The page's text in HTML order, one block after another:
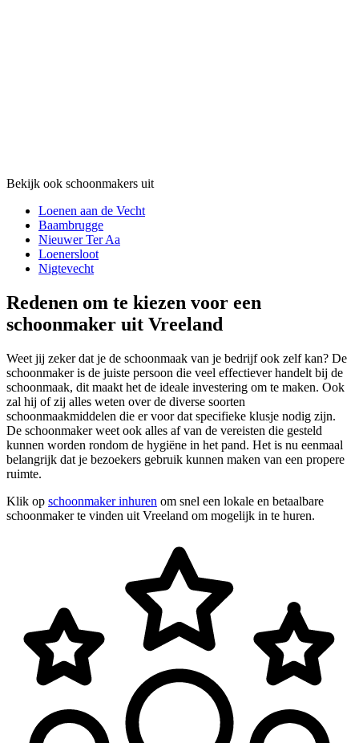
Bekijk ook schoonmakers uit
Loenen aan de Vecht
Baambrugge
Nieuwer Ter Aa
Loenersloot
Nigtevecht
Redenen om te kiezen voor een
schoonmaker uit Vreeland
Weet jij zeker dat je de schoonmaak van je bedrijf ook zelf kan? De
schoonmaker is de juiste persoon die veel effectiever handelt bij de
schoonmaak, dit maakt het de ideale investering om te maken. Ook
zal hij of zij alles weten over de diverse soorten
schoonmaakmiddelen die er voor dat specifieke klusje nodig zijn.
De schoonmaker weet ook alles af van de vereisten die gesteld
kunnen worden rondom de hygiëne in het pand. Het is nu eenmaal
belangrijk dat je bezoekers gebruik kunnen maken van een propere
ruimte.
Klik op schoonmaker inhuren om snel een lokale en betaalbare
schoonmaker te vinden uit Vreeland om mogelijk in te huren.